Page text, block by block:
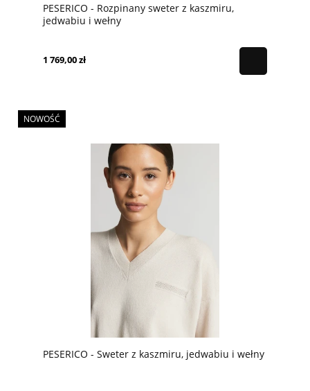
PESERICO - Rozpinany sweter z kaszmiru,
jedwabiu i wełny
1 769,00 zł
PESERICO - Sweter z kaszmiru, jedwabiu i wełny
NOWOŚĆ